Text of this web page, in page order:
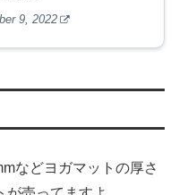
9, 2022
などヨガマットの厚さ